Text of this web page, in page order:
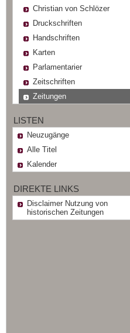
Christian von Schlözer
Druckschriften
Handschriften
Karten
Parlamentarier
Zeitschriften
Zeitungen
LISTEN
Neuzugänge
Alle Titel
Kalender
DIREKTE LINKS
Disclaimer Nutzung von
historischen Zeitungen